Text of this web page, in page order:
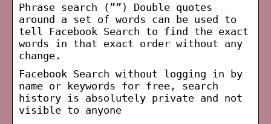
Phrase search (””) Double quotes
around a set of words can be used to
tell Facebook Search to find the exact
words in that exact order without any
change.
Facebook Search without logging in by
name or keywords for free, search
history is absolutely private and not
visible to anyone